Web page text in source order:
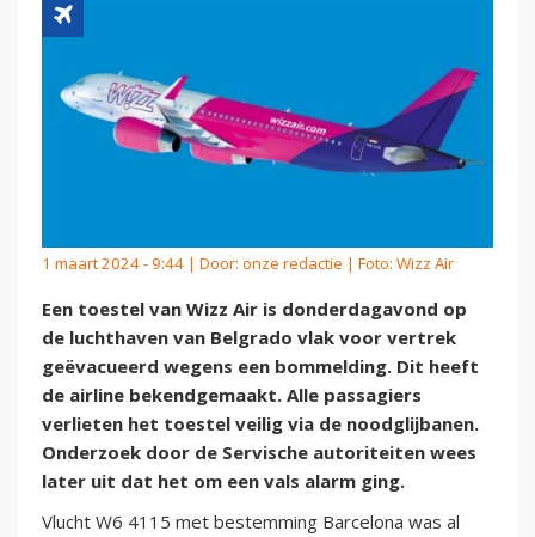
1 maart 2024 - 9:44 | Door: onze redactie | Foto: Wizz Air
Een toestel van Wizz Air is donderdagavond op
de luchthaven van Belgrado vlak voor vertrek
geëvacueerd wegens een bommelding. Dit heeft
de airline bekendgemaakt. Alle passagiers
verlieten het toestel veilig via de noodglijbanen.
Onderzoek door de Servische autoriteiten wees
later uit dat het om een vals alarm ging.
Vlucht W6 4115 met bestemming Barcelona was al